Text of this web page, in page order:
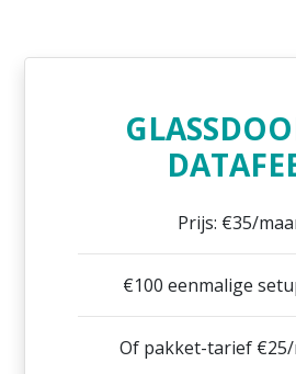
Prijs: €35/
€100 eenmalige
Of pakket-tarief €25/